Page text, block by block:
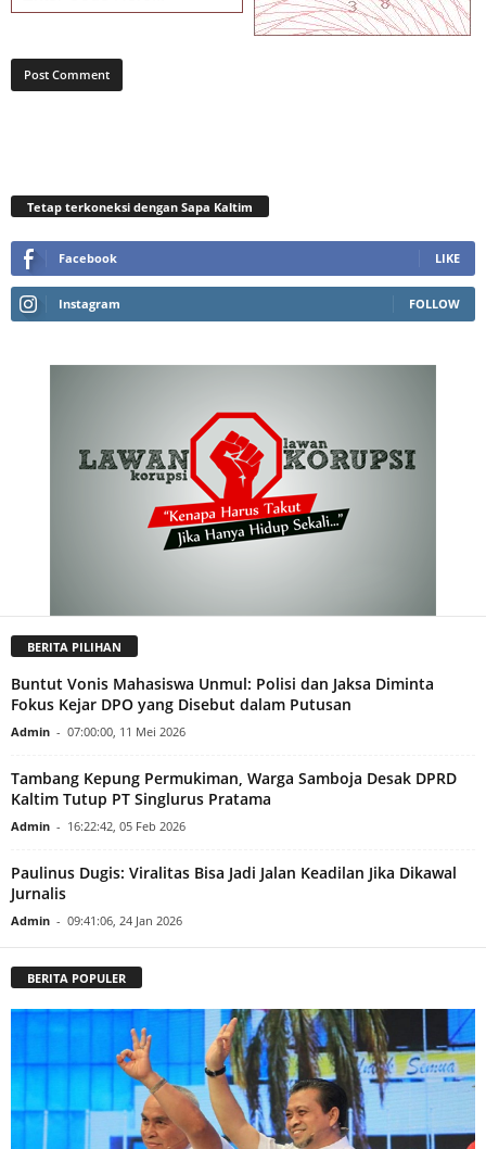
Tetap terkoneksi dengan Sapa Kaltim
Facebook LIKE
Instagram FOLLOW
BERITA PILIHAN
Buntut Vonis Mahasiswa Unmul: Polisi dan Jaksa Diminta
Fokus Kejar DPO yang Disebut dalam Putusan
Admin - 07:00:00, 11 Mei 2026
Tambang Kepung Permukiman, Warga Samboja Desak DPRD
Kaltim Tutup PT Singlurus Pratama
Admin - 16:22:42, 05 Feb 2026
Paulinus Dugis: Viralitas Bisa Jadi Jalan Keadilan Jika Dikawal
Jurnalis
Admin - 09:41:06, 24 Jan 2026
BERITA POPULER